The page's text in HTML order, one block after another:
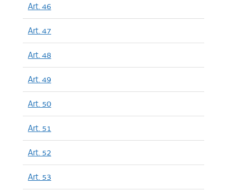
Art. 46
Art. 47
Art. 48
Art. 49
Art. 50
Art. 51
Art. 52
Art. 53